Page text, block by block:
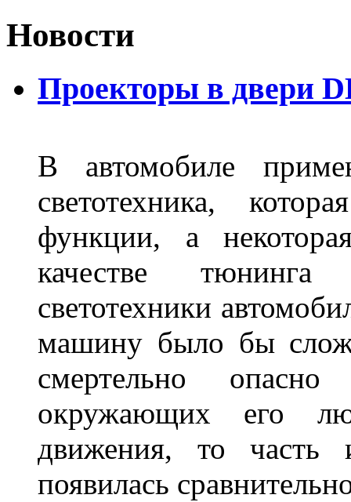
Новости
Проекторы в двери
В автомобиле
светотехника,
функции, а
качестве
светотехники
машину было бы
смертельно
окружающих его
движения, то часть
появилась